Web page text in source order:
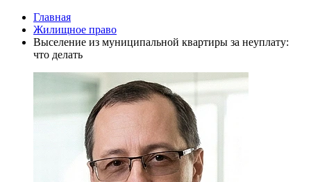
Главная
Жилищное право
Выселение из муниципальной квартиры за неуплату:
что делать